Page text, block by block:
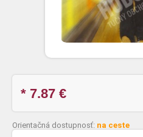
* 7.87 €
Orientačná dostupnosť: na ceste